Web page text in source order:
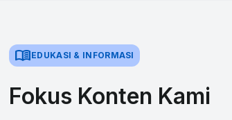
menu_bookEDUKASI & INFORMASI
Fokus Konten Kami